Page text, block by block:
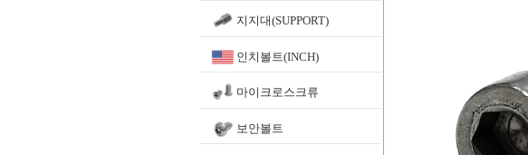
지지대(SUPPORT)
인치볼트(INCH)
마이크로스크류
보안볼트